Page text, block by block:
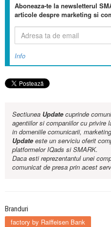
Aboneaza-te la newsletterul
articole despre marketing si
Info
Sectiunea Updatecuprinde
agentiilor si companiilor cu privire
in domeniile comunicarii,
Updateeste un serviciu oferit
platformelor IQads si SMARK.
Daca esti reprezentantul unei
comunicat de presa prin acest
Branduri
factory by Raiffeisen Bank